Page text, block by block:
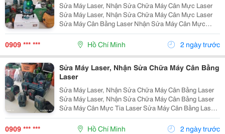
Sửa Máy Laser, Nhận Sửa Chữa Máy Cân Mực Laser
Sửa Máy Laser, Nhận Sửa Chữa Máy Cân Mực Laser
Sửa Máy Cân Bằng Laser Nhận Sửa Máy Cân Mực
Laser Sửa Máy Laser, Sửa Máy Cân Mực Laser Sửa
Máy Laser Bosch Sửa Máy Cân Mực Laser, Sửa Máy
Laser...
0909 *** *** Hồ Chí Minh 2 ngày trước
Sửa Máy Laser, Nhận Sửa Chữa Máy Cân Bằng
Laser
Sửa Máy Laser, Nhận Sửa Chữa Máy Cân Bằng Laser
Sửa Máy Laser, Nhận Sửa Chữa Máy Cân Bằng Laser
Sửa Máy Cân Mực Tia Laser Sửa Máy Cân Bằng Laser
Nhận Sửa Máy Cân Mực Laser Sửa Máy Laser, Sửa
Máy Cân Mực Laser Sửa Máy Laser Bosch Sửa...
0909 *** *** Hồ Chí Minh 2 ngày trước